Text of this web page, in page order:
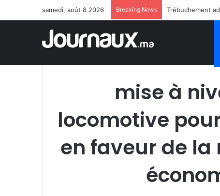
samedi, août 8 2026 Breaking News
mise à
locomotive
en faveur de